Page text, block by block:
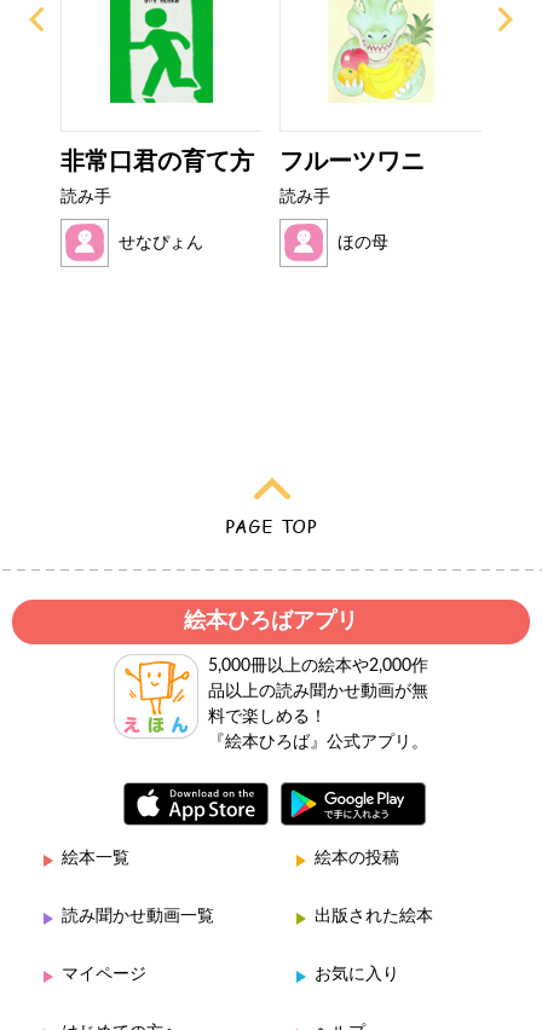
非常口君の育て方
読み手
せなぴょん
フルーツワニ
読み手
ほの母
絵本ひろばアプリ
5,000冊以上の絵本や2,000作
品以上の読み聞かせ動画が無
料で楽しめる！
『絵本ひろば』公式アプリ。
絵本一覧 絵本の投稿
読み聞かせ動画一覧 出版された絵本
マイページ お気に入り